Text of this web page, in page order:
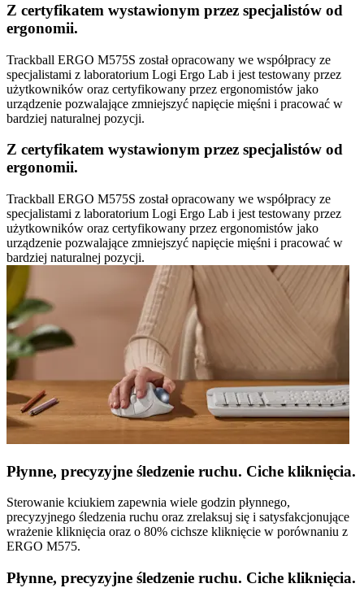
Z certyfikatem wystawionym przez specjalistów od
ergonomii.
Trackball ERGO M575S został opracowany we współpracy ze
specjalistami z laboratorium Logi Ergo Lab i jest testowany przez
użytkowników oraz certyfikowany przez ergonomistów jako
urządzenie pozwalające zmniejszyć napięcie mięśni i pracować w
bardziej naturalnej pozycji.
Z certyfikatem wystawionym przez specjalistów od
ergonomii.
Trackball ERGO M575S został opracowany we współpracy ze
specjalistami z laboratorium Logi Ergo Lab i jest testowany przez
użytkowników oraz certyfikowany przez ergonomistów jako
urządzenie pozwalające zmniejszyć napięcie mięśni i pracować w
bardziej naturalnej pozycji.
Płynne, precyzyjne śledzenie ruchu. Ciche kliknięcia.
Sterowanie kciukiem zapewnia wiele godzin płynnego,
precyzyjnego śledzenia ruchu oraz zrelaksuj się i satysfakcjonujące
wrażenie kliknięcia oraz o 80% cichsze kliknięcie w porównaniu z
ERGO M575.
Płynne, precyzyjne śledzenie ruchu. Ciche kliknięcia.